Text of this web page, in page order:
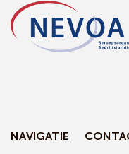
NAVIGATIE